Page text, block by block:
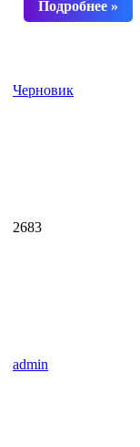
Черновик
2683
admin